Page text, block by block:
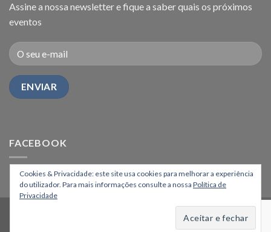
Assine a nossa newsletter e fique a saber quais os próximos
eventos
FACEBOOK
Os Montanheiros
Cookies & Privacidade: este site usa cookies para melhorar a experiência
do utilizador. Para mais informações consulte a nossa Política de
Privacidade